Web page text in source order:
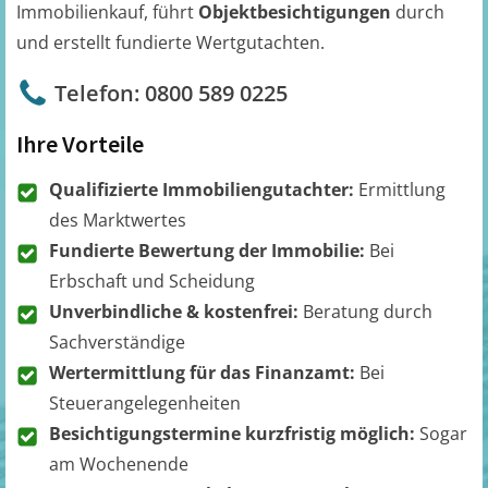
Immobilienkauf, führt Objektbesichtigungen durch
und erstellt fundierte Wertgutachten.
Telefon: 0800 589 0225
Ihre Vorteile
Qualifizierte Immobiliengutachter: Ermittlung
des Marktwertes
Fundierte Bewertung der Immobilie: Bei
Erbschaft und Scheidung
Unverbindliche & kostenfrei: Beratung durch
Sachverständige
Wertermittlung für das Finanzamt: Bei
Steuerangelegenheiten
Besichtigungstermine kurzfristig möglich: Sogar
am Wochenende